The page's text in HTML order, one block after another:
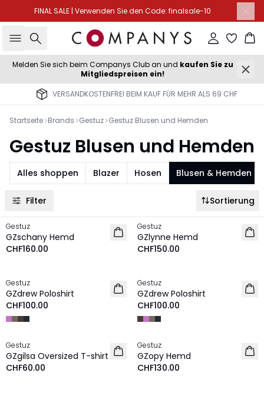
FINAL SALE | Verwenden Sie den Code: finalsale-10
Suche Einloggen
Melden Sie sich beim Companys Club an und kaufen Sie zu
Mitgliedspreisen ein!
VERSANDKOSTENFREI BEIM KAUF FÜR MEHR ALS 69 CHF
Startseite Brands Gestuz Gestuz Blusen und Hemden
Gestuz Blusen und Hemden
Alles shoppen Blazer Hosen Blusen & Hemden
Filter Sortierung
NEU
Gestuz
GZschany Hemd
CHF160.00
NEU
Gestuz
GZlynne Hemd
CHF150.00
NEU
Gestuz
GZdrew Poloshirt
CHF100.00
NEU
Gestuz
GZdrew Poloshirt
CHF100.00
NEU
Gestuz
GZgilsa Oversized T-shirt
CHF60.00
Gestuz
GZopy Hemd
CHF130.00